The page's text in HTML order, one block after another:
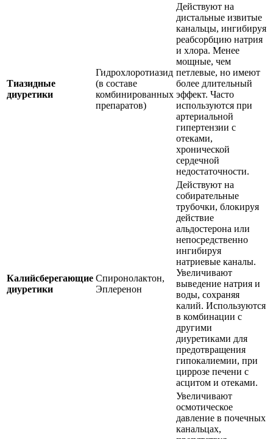
Тиазидные
диуретики
Гидрохлоротиазид
(в составе
комбинированных
препаратов)
Действуют на
дистальные извитые
канальцы, ингибируя
реабсорбцию натрия
и хлора. Менее
мощные, чем
петлевые, но имеют
более длительный
эффект. Часто
используются при
артериальной
гипертензии с
отеками,
хронической
сердечной
недостаточности.
Калийсберегающие
диуретики
Спиронолактон,
Эплеренон
Действуют на
собирательные
трубочки, блокируя
действие
альдостерона или
непосредственно
ингибируя
натриевые каналы.
Увеличивают
выведение натрия и
воды, сохраняя
калий. Используются
в комбинации с
другими
диуретиками для
предотвращения
гипокалиемии, при
циррозе печени с
асцитом и отеками.
Увеличивают
осмотическое
давление в почечных
канальцах,